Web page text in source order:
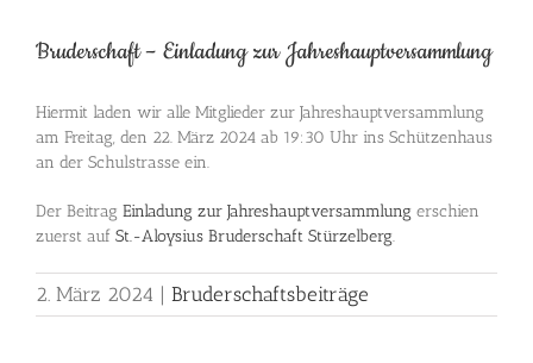
Bruderschaft – Einladung zur Jahreshauptversammlung
Hiermit laden wir alle Mitglieder zur Jahreshauptversammlung
am Freitag, den 22. März 2024 ab 19:30 Uhr ins Schützenhaus
an der Schulstrasse ein.
Der Beitrag Einladung zur Jahreshauptversammlung erschien
zuerst auf St.-Aloysius Bruderschaft Stürzelberg.
2. März 2024 | Bruderschaftsbeiträge